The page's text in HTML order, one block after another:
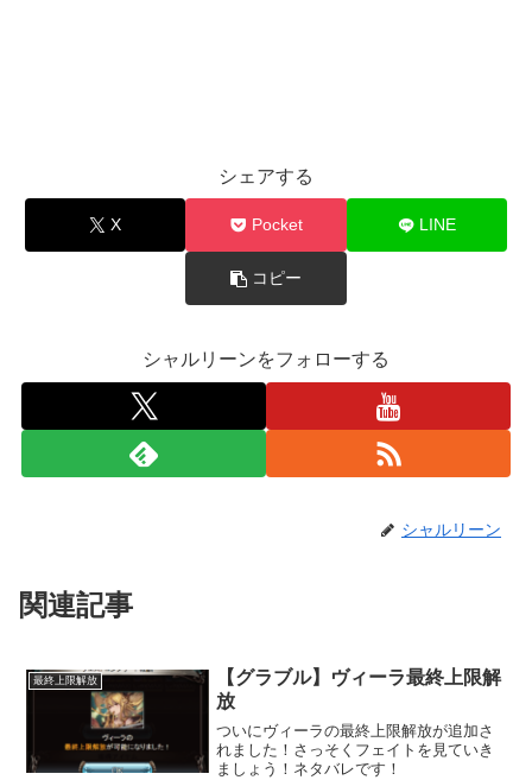
シェアする
X Pocket LINE
コピー
シャルリーンをフォローする
シャルリーン
関連記事
最終上限解放
【グラブル】ヴィーラ最終上限解
放
ついにヴィーラの最終上限解放が追加さ
れました！さっそくフェイトを見ていき
ましょう！ネタバレです！